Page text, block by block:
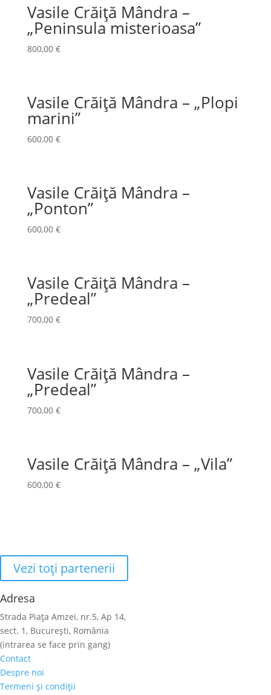
Vasile Crăiță Mândra –
„Peninsula misterioasa”
800,00 €
Vasile Crăiță Mândra – „Plopi
marini”
600,00 €
Vasile Crăiță Mândra –
„Ponton”
600,00 €
Vasile Crăiță Mândra –
„Predeal”
700,00 €
Vasile Crăiță Mândra –
„Predeal”
700,00 €
Vasile Crăiță Mândra – „Vila”
600,00 €
Vezi toţi partenerii
Adresa
Strada Piaţa Amzei, nr.5, Ap 14,
sect. 1, Bucureşti, România
(intrarea se face prin gang)
Contact
Despre noi
Termeni şi condiţii